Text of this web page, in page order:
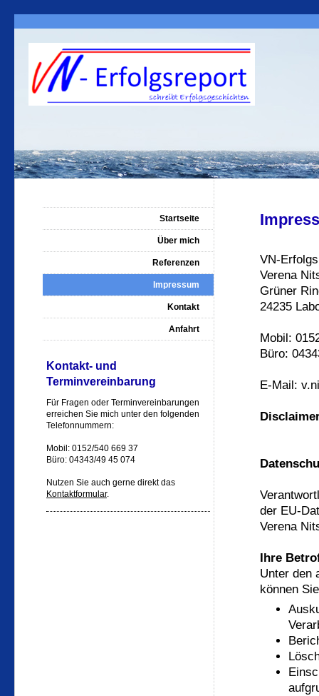
VN-
Verena
Grüner
24235
Mobil:
Büro:
E-Mail:
der EU-
Verena
Ihre
Unter den
können
Startseite
Über mich
Referenzen
Impressum
Kontakt
Anfahrt
Kontakt- und
Terminvereinbarung
Für Fragen oder Terminvereinbarungen
erreichen Sie mich unter den folgenden
Telefonnummern:
Mobil: 0152/540 669 37
Büro: 04343/49 45 074
Nutzen Sie auch gerne direkt das
Kontaktformular.